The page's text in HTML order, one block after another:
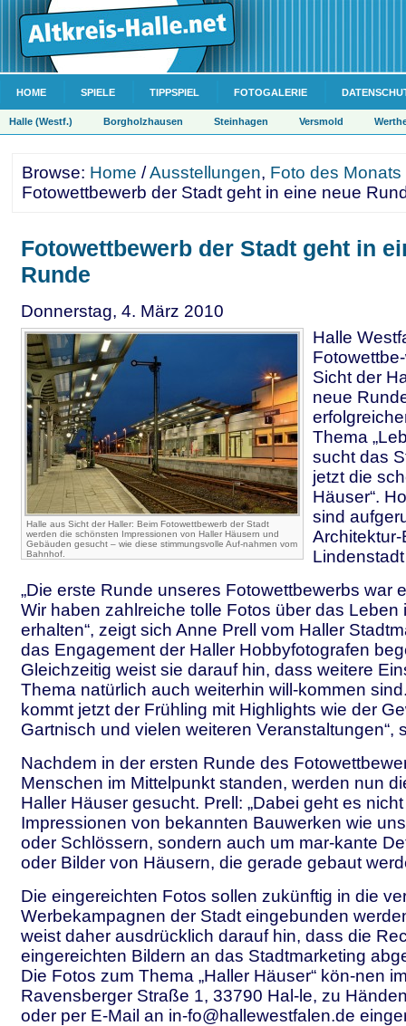
HOME SPIELE TIPPSPIEL FOTOGALERIE
Halle (Westf.) Borgholzhausen Steinhagen Versmold
Browse: Home /Ausstellungen, Foto des Monats
Fotowettbewerb der Stadt geht in eine neue
Fotowettbewerb der Stadt geht in
Runde
Donnerstag, 4. März 2010
Halle aus Sicht der Haller: Beim Fotowettbewerb der Stadt
werden die schönsten Impressionen von Haller Häusern und
Gebäuden gesucht – wie diese stimmungsvolle Auf-nahmen vom
Bahnhof.
Halle
Sicht der
neue
Thema
sucht das
jetzt die
Häuser“.
sind
„Die erste Runde unseres Fotowettbewerbs war
Wir haben zahlreiche tolle Fotos über das Leben
erhalten“, zeigt sich Anne Prell vom Haller
das Engagement der Haller Hobbyfotografen
Gleichzeitig weist sie darauf hin, dass weitere
Thema natürlich auch weiterhin will-kommen
kommt jetzt der Frühling mit Highlights wie der
Gartnisch und vielen weiteren Veranstaltungen“,
Nachdem in der ersten Runde des
Menschen im Mittelpunkt standen, werden nun
Haller Häuser gesucht. Prell: „Dabei geht es
Impressionen von bekannten Bauwerken wie
oder Schlössern, sondern auch um mar-kante
oder Bilder von Häusern, die gerade gebaut
Die eingereichten Fotos sollen zukünftig in die
Werbekampagnen der Stadt eingebunden
weist daher ausdrücklich darauf hin, dass die
eingereichten Bildern an das Stadtmarketing
Die Fotos zum Thema „Haller Häuser“ kön-nen
Ravensberger Straße 1, 33790 Hal-le, zu
oder per E-Mail an in-fo@hallewestfalen.de